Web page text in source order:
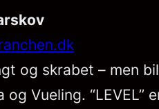
og skrabet – men
og Vueling.